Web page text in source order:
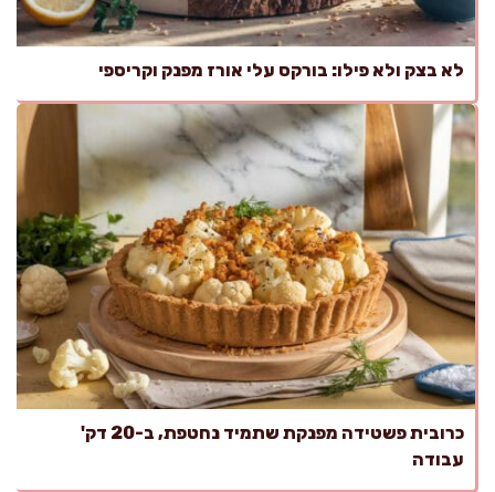
לא בצק ולא פילו: בורקס עלי אורז מפנק וקריספי
כרובית פשטידה מפנקת שתמיד נחטפת, ב-20 דק'
עבודה